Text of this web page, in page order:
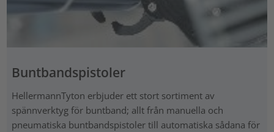
Buntbandspistoler
HellermannTyton erbjuder ett stort sortiment av
spännverktyg för buntband; allt från manuella och
pneumatiska buntbandspistoler till automatiska sådana för